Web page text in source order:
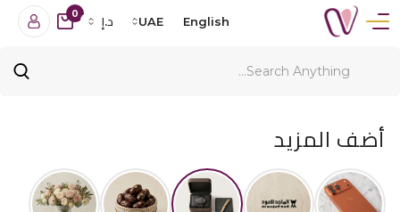
English
UAE د.إ
0
أضف المزيد